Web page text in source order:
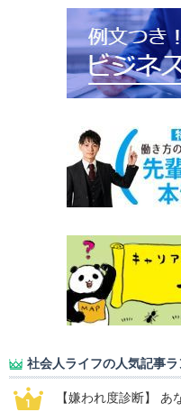
社会人ライフの人気記事
【嫌われ度診断】 あ